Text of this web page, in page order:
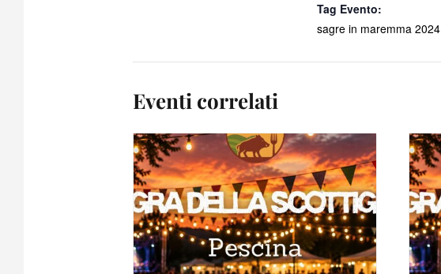
Tag Evento:
sagre in maremma 2024
Eventi correlati